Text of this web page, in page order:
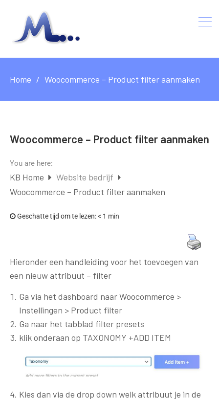
Home Woocommerce – Product filter aanmaken
Woocommerce – Product filter aanmaken
You are here:
KB Home
Website bedrijf
Woocommerce – Product filter aanmaken
Geschatte tijd om te lezen:< 1 min
Hieronder een handleiding voor het toevoegen van
een nieuw attribuut – filter
Ga via het dashboard naar Woocommerce >
Instellingen > Product filter
Ga naar het tabblad filter presets
klik onderaan op TAXONOMY +ADD ITEM
Kies dan via de drop down welk attribuut je in de